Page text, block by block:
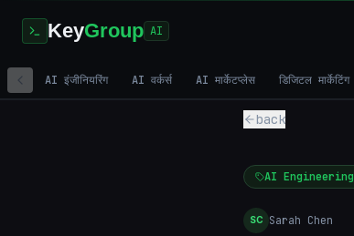
KeyGroup AI
AI इंजीनियरिंग AI वर्कर्स AI मार्केटप्लेस डिजिटल मार्केटिंग
back
AI Engineering
SC Sarah Chen